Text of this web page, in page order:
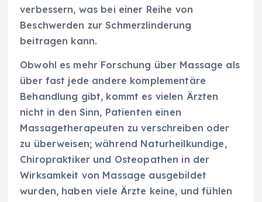
verbessern, was bei einer Reihe von
Beschwerden zur Schmerzlinderung
beitragen kann.
Obwohl es mehr Forschung über Massage als
über fast jede andere komplementäre
Behandlung gibt, kommt es vielen Ärzten
nicht in den Sinn, Patienten einen
Massagetherapeuten zu verschreiben oder
zu überweisen; während Naturheilkundige,
Chiropraktiker und Osteopathen in der
Wirksamkeit von Massage ausgebildet
wurden, haben viele Ärzte keine, und fühlen